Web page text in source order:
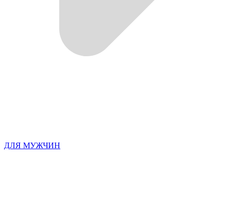
ДЛЯ МУЖЧИН